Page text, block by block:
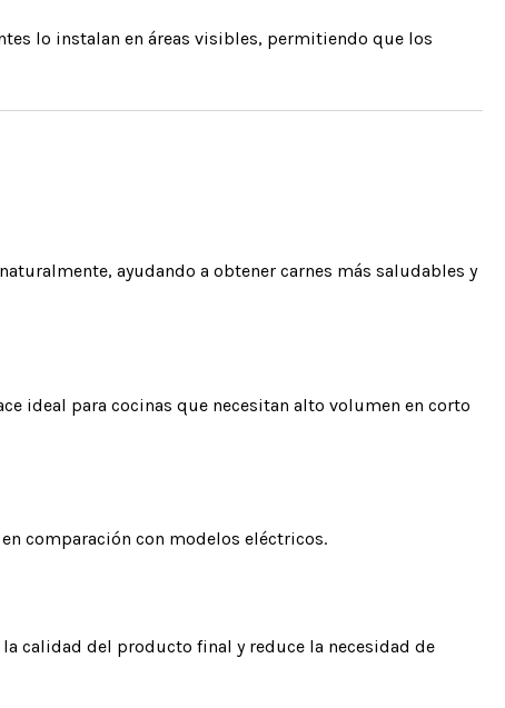
lo instalan en áreas visibles, permitiendo que los
ayudando a obtener carnes más saludables y
ideal para cocinas que necesitan alto volumen en corto
comparación con modelos eléctricos.
calidad del producto final y reduce la necesidad de